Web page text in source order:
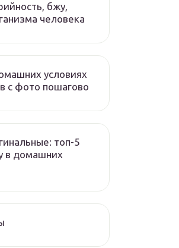
бжу,
человека
условиях
с фото пошагово
топ-5
в домашних